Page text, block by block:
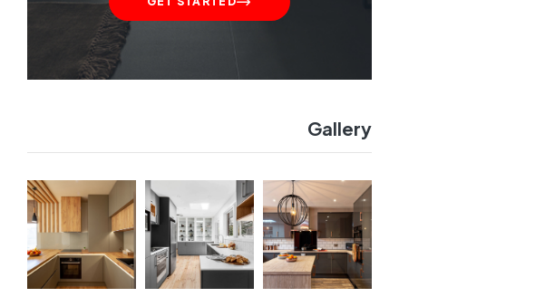
Gallery